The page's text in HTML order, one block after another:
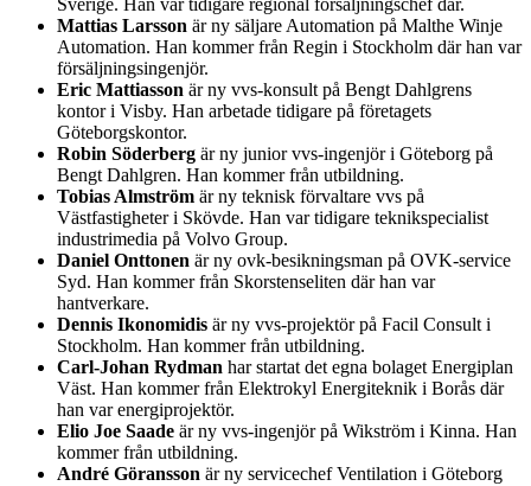
Mattias Larsson är ny säljare Automation på Malthe Winje
Automation. Han kommer från Regin i Stockholm där han var
försäljningsingenjör.
Eric Mattiasson är ny vvs-konsult på Bengt Dahlgrens
kontor i Visby. Han arbetade tidigare på företagets
Göteborgskontor.
Robin Söderberg är ny junior vvs-ingenjör i Göteborg på
Bengt Dahlgren. Han kommer från utbildning.
Tobias Almström är ny teknisk förvaltare vvs på
Västfastigheter i Skövde. Han var tidigare teknikspecialist
industrimedia på Volvo Group.
Daniel Onttonen är ny ovk-besikningsman på OVK-service
Syd. Han kommer från Skorstenseliten där han var
hantverkare.
Dennis Ikonomidis är ny vvs-projektör på Facil Consult i
Stockholm. Han kommer från utbildning.
Carl-Johan Rydman har startat det egna bolaget Energiplan
Väst. Han kommer från Elektrokyl Energiteknik i Borås där
han var energiprojektör.
Elio Joe Saade är ny vvs-ingenjör på Wikström i Kinna. Han
kommer från utbildning.
André Göransson är ny servicechef Ventilation i Göteborg